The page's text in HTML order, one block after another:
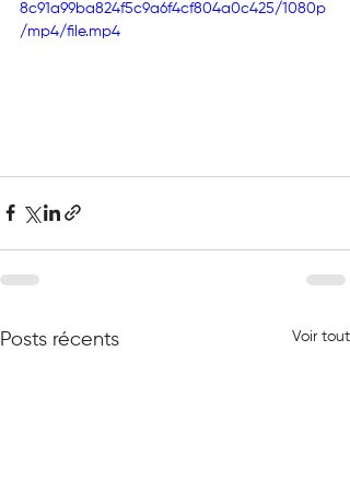
8c91a99ba824f5c9a6f4cf804a0c425/1080p
/mp4/file.mp4
Posts récents Voir tout